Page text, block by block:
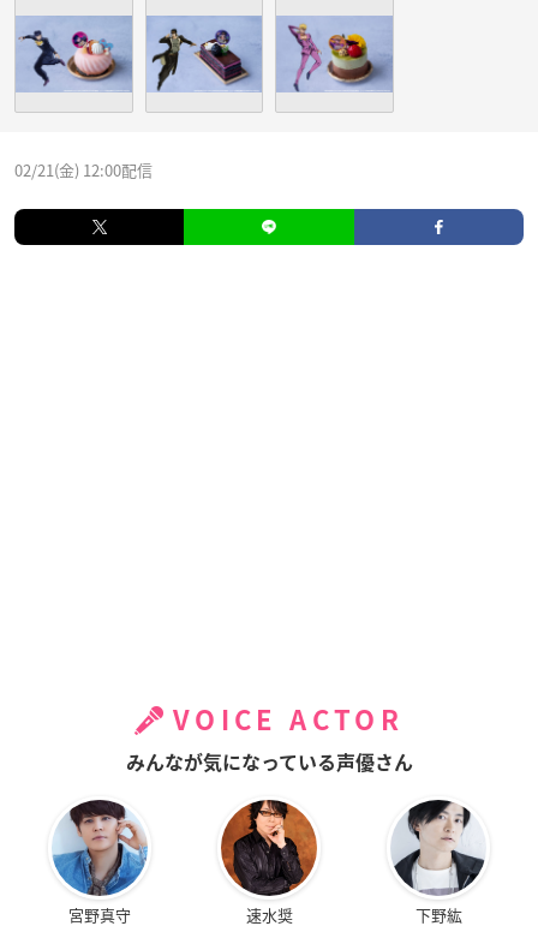
02/21(金) 12:00配信
VOICE ACTOR
みんなが気になっている声優さん
宮野真守 速水奨 下野紘